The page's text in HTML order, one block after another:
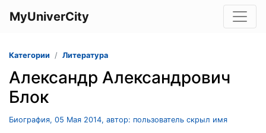
MyUniverCity
Категории Литература
Александр Александрович
Блок
Биография, 05 Мая 2014, автор: пользователь скрыл имя